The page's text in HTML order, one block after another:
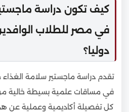
كيف تكون دراسة
في مصر للطلاب
دوليا؟
تقدم دراسة ماجستير سلامة
في مساقات علمية بسيطة خالية
كل تفصيلة أكاديمية وعملية عن